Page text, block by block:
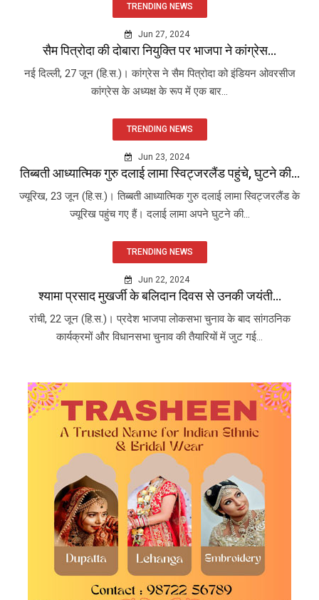
TRENDING NEWS
Jun 27, 2024
सैम पित्रोदा की दोबारा नियुक्ति पर भाजपा ने कांग्रेस...
नई दिल्ली, 27 जून (हि.स.)। कांग्रेस ने सैम पित्रोदा को इंडियन ओवरसीज
कांग्रेस के अध्यक्ष के रूप में एक बार...
TRENDING NEWS
Jun 23, 2024
तिब्बती आध्यात्मिक गुरु दलाई लामा स्विट्जरलैंड पहुंचे, घुटने की...
ज्यूरिख, 23 जून (हि.स.)। तिब्बती आध्यात्मिक गुरु दलाई लामा स्विट्जरलैंड के
ज्यूरिख पहुंच गए हैं। दलाई लामा अपने घुटने की...
TRENDING NEWS
Jun 22, 2024
श्यामा प्रसाद मुखर्जी के बलिदान दिवस से उनकी जयंती...
रांची, 22 जून (हि.स.)। प्रदेश भाजपा लोकसभा चुनाव के बाद सांगठनिक
कार्यक्रमों और विधानसभा चुनाव की तैयारियों में जुट गई...